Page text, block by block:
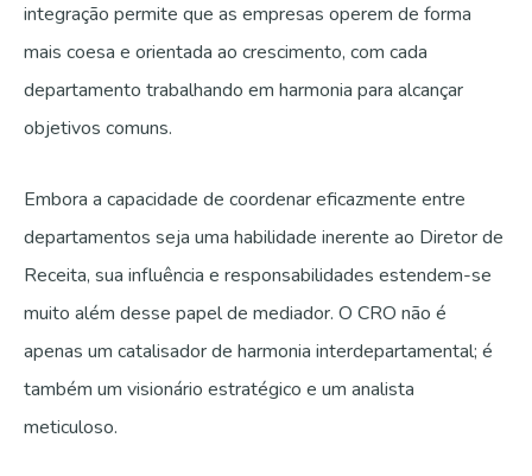
integração permite que as empresas operem de forma
mais coesa e orientada ao crescimento, com cada
departamento trabalhando em harmonia para alcançar
objetivos comuns.
Embora a capacidade de coordenar eficazmente entre
departamentos seja uma habilidade inerente ao Diretor de
Receita, sua influência e responsabilidades estendem-se
muito além desse papel de mediador. O CRO não é
apenas um catalisador de harmonia interdepartamental; é
também um visionário estratégico e um analista
meticuloso.